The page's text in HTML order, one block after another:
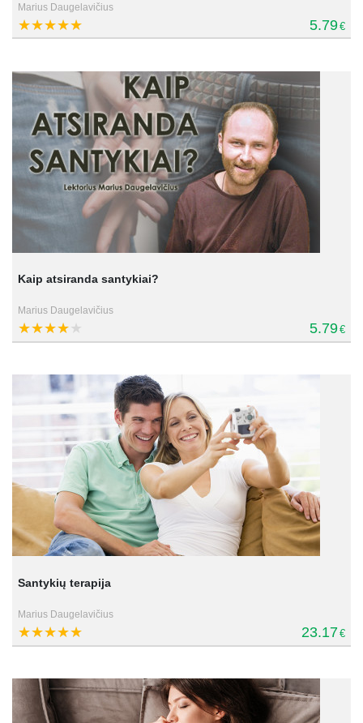
Marius Daugelavičius
5.79€
Kaip atsiranda santykiai?
Marius Daugelavičius
5.79€
Santykių terapija
Marius Daugelavičius
23.17€